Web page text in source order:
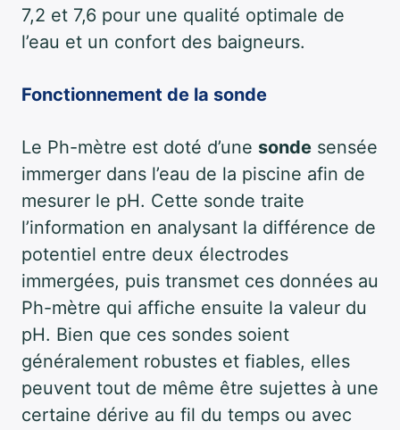
7,2 et 7,6 pour une qualité optimale de
l’eau et un confort des baigneurs.
Fonctionnement de la sonde
Le Ph-mètre est doté d’une sonde sensée
immerger dans l’eau de la piscine afin de
mesurer le pH. Cette sonde traite
l’information en analysant la différence de
potentiel entre deux électrodes
immergées, puis transmet ces données au
Ph-mètre qui affiche ensuite la valeur du
pH. Bien que ces sondes soient
généralement robustes et fiables, elles
peuvent tout de même être sujettes à une
certaine dérive au fil du temps ou avec